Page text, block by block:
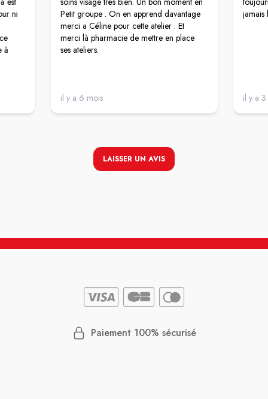
ni
à
Petit groupe . On en apprend davantage
merci a Céline pour cette atelier . Et
merci là pharmacie de mettre en place
ses ateliers.
il y a 6 mois
jamais
il y a 3
LAISSER UN AVIS
Paiement 100% sécurisé